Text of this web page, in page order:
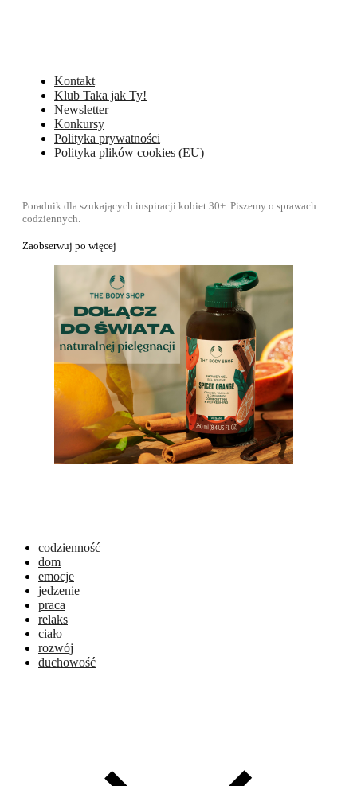
Kontakt
Klub Taka jak Ty!
Newsletter
Konkursy
Polityka prywatności
Polityka plików cookies (EU)
Poradnik dla szukających inspiracji kobiet 30+. Piszemy o sprawach
codziennych.
Zaobserwuj po więcej
codzienność
dom
emocje
jedzenie
praca
relaks
ciało
rozwój
duchowość